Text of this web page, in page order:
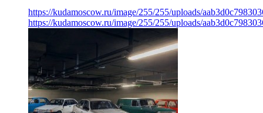
https://kudamoscow.ru/image/255/255/uploads/
https://kudamoscow.ru/image/255/255/uploads/